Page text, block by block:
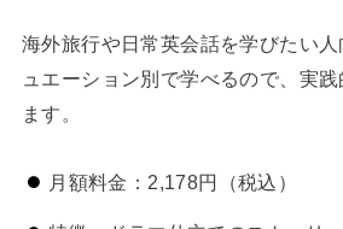
海外旅行や日常英会話を学びたい
ュエーション別で学べるので、実
ます。
月額料金：2,178円（税込）